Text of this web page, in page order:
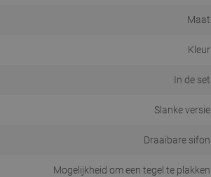
Maat
Kleur
In de set
Slanke versie
Draaibare sifon
Mogelijkheid om een tegel te plakken